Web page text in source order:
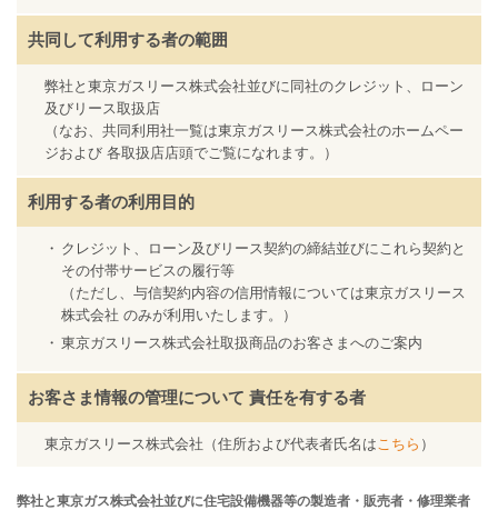
共同して利用する者の範囲
弊社と東京ガスリース株式会社並びに同社のクレジット、ローン
及びリース取扱店
（なお、共同利用社一覧は東京ガスリース株式会社のホームペー
ジおよび 各取扱店店頭でご覧になれます。）
利用する者の利用目的
クレジット、ローン及びリース契約の締結並びにこれら契約と
その付帯サービスの履行等
（ただし、与信契約内容の信用情報については東京ガスリース
株式会社 のみが利用いたします。）
東京ガスリース株式会社取扱商品のお客さまへのご案内
お客さま情報の管理について 責任を有する者
東京ガスリース株式会社（住所および代表者氏名はこちら ）
弊社と東京ガス株式会社並びに住宅設備機器等の製造者・販売者・修理業者